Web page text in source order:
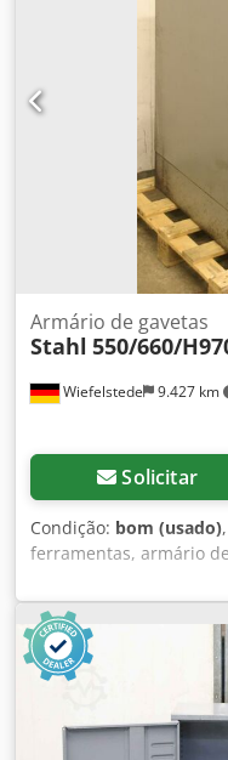
Wiefelstede 9.427 km
Armário de gavetas
Stahl 550/660/
Solicitar
Condição: bom (usado)
ferramentas, armário
550 mm Csdjb A H
- Altura: 970 mm -
590 mm - Alturas das
kg